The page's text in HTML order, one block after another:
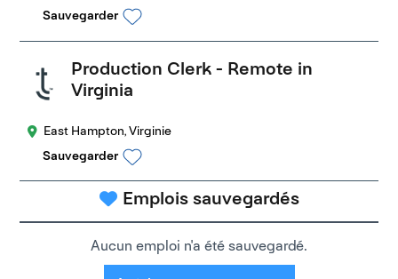
Sauvegarder
Production Clerk - Remote in
Virginia
East Hampton, Virginie
Sauvegarder
Emplois sauvegardés
Aucun emploi n'a été sauvegardé.